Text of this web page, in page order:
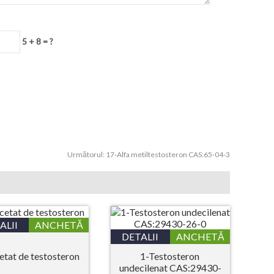
5 + 8 = ?
Următorul: 17-Alfa metiltestosteron CAS:65-04-3
ANCHETĂ
de testosteron
DETALII
ANCHETĂ
1-Testosteron
undecilenat CAS:29430-